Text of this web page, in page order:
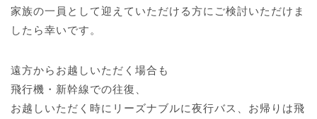
家族の一員として迎えていただける方にご検討いただけま
したら幸いです。
遠方からお越しいただく場合も
飛行機・新幹線での往復、
お越しいただく時にリーズナブルに夜行バス、お帰りは飛